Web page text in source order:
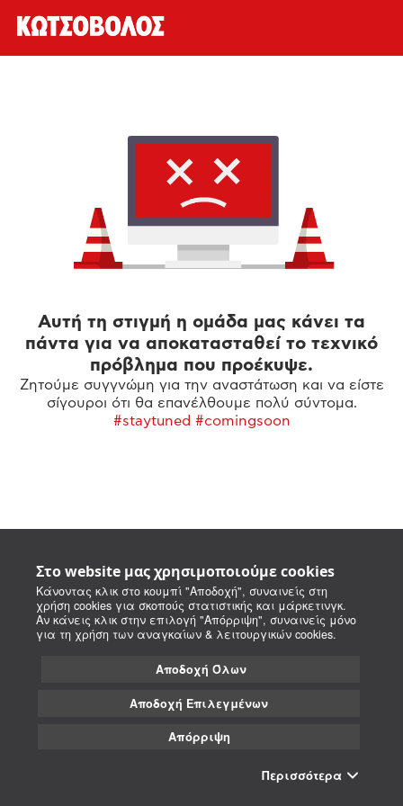
Στο website μας χρησιμοποιούμε cookies
Κάνοντας κλικ στο κουμπί "Αποδοχή", συναινείς στη
χρήση cookies για σκοπούς στατιστικής και μάρκετινγκ.
Αν κάνεις κλικ στην επιλογή "Απόρριψη", συναινείς μόνο
για τη χρήση των αναγκαίων & λειτουργικών cookies.
Αποδοχή Όλων
Αποδοχή Επιλεγμένων
Απόρριψη
Περισσότερα
Αυτή τη στιγμή η ομάδα μας κάνει τα
πάντα για να αποκατασταθεί το τεχνικό
πρόβλημα που προέκυψε.
Ζητούμε συγγνώμη για την αναστάτωση και να είστε
σίγουροι ότι θα επανέλθουμε πολύ σύντομα.
#staytuned #comingsoon